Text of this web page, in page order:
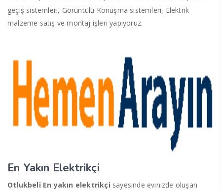
geçiş sistemleri, Görüntülü Konuşma sistemleri, Elektrik
malzeme satış ve montaj işleri yapıyoruz.
En Yakın Elektrikçi
Otlukbeli En yakın elektrikçi sayesinde evinizde oluşan